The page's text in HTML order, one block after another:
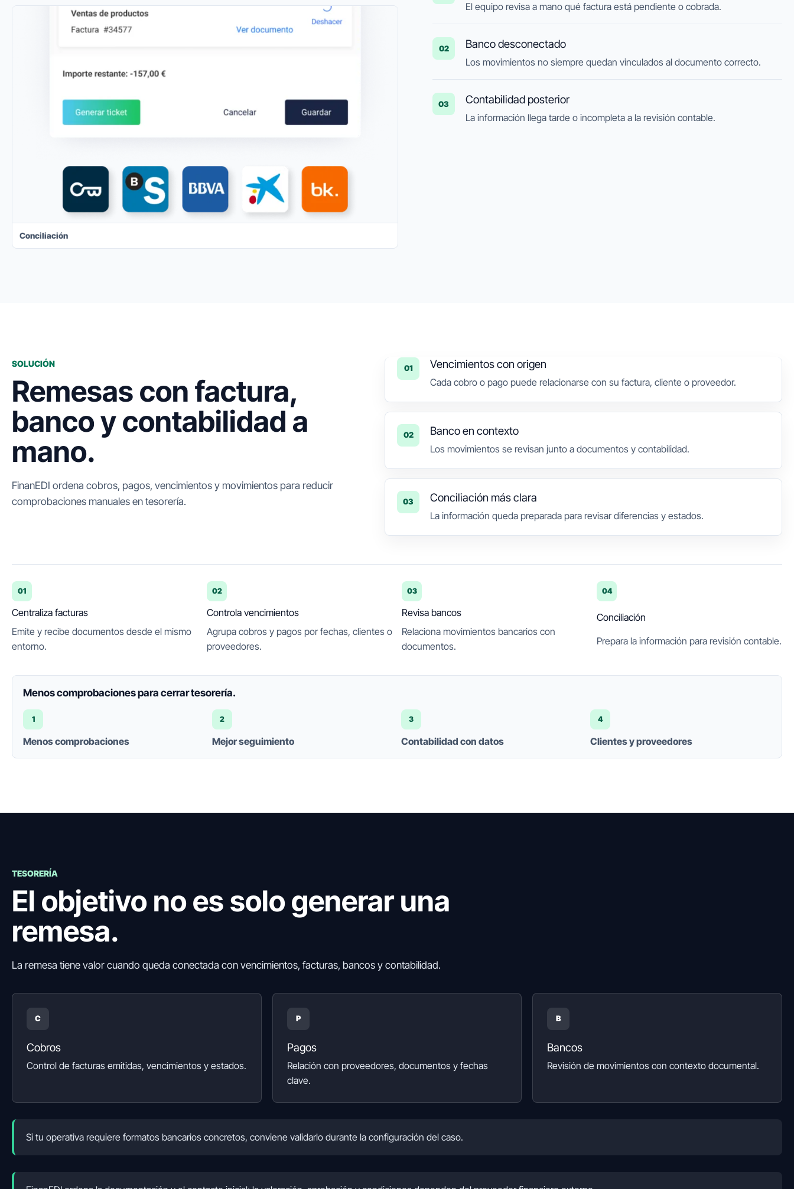
Conciliación
El equipo revisa a mano qué factura está pendiente o cobrada.
02 Banco desconectado
Los movimientos no siempre quedan vinculados al documento correcto.
03 Contabilidad posterior
La información llega tarde o incompleta a la revisión contable.
SOLUCIÓN
Remesas con factura,
banco y contabilidad a
mano.
FinanEDI ordena cobros, pagos, vencimientos y movimientos para reducir
comprobaciones manuales en tesorería.
01 Vencimientos con origen
Cada cobro o pago puede relacionarse con su factura, cliente o proveedor.
02 Banco en contexto
Los movimientos se revisan junto a documentos y contabilidad.
03 Conciliación más clara
La información queda preparada para revisar diferencias y estados.
01
Centraliza facturas
Emite y recibe documentos desde el mismo
entorno.
02
Controla vencimientos
Agrupa cobros y pagos por fechas, clientes o
proveedores.
03
Revisa bancos
Relaciona movimientos bancarios con
documentos.
04
Conciliación
Prepara la información para revisión contable.
Menos comprobaciones para cerrar tesorería.
1
Menos comprobaciones
2
Mejor seguimiento
3
Contabilidad con datos
4
Clientes y proveedores
TESORERÍA
El objetivo no es solo generar una
remesa.
La remesa tiene valor cuando queda conectada con vencimientos, facturas, bancos y contabilidad.
C
Cobros
Control de facturas emitidas, vencimientos y estados.
P
Pagos
Relación con proveedores, documentos y fechas
clave.
B
Bancos
Revisión de movimientos con contexto documental.
Si tu operativa requiere formatos bancarios concretos, conviene validarlo durante la configuración del caso.